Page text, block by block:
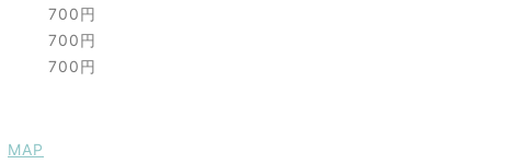
700円
700円
700円
MAP